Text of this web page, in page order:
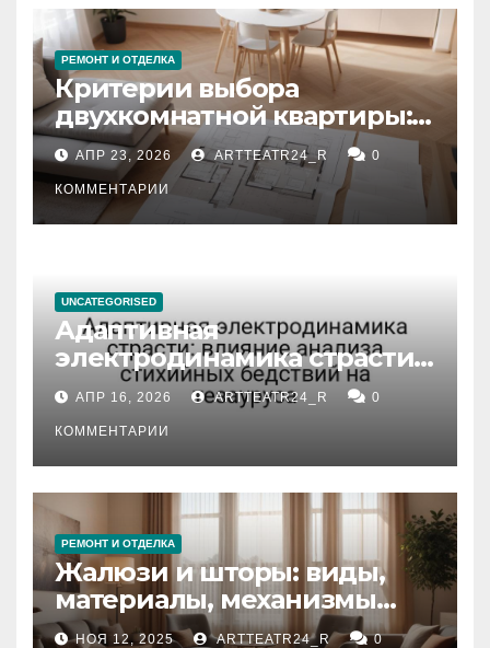
РЕМОНТ И ОТДЕЛКА
Критерии выбора
двухкомнатной квартиры:
планировка, площадь,
состояние и документация
АПР 23, 2026 ARTTEATR24_R 0
КОММЕНТАРИИ
UNCATEGORISED
Адаптивная
электродинамика страсти:
влияние анализа
стихийных бедствий на
тезауруса
АПР 16, 2026 ARTTEATR24_R 0
КОММЕНТАРИИ
РЕМОНТ И ОТДЕЛКА
Жалюзи и шторы: виды,
материалы, механизмы
управления и уход
НОЯ 12, 2025 ARTTEATR24_R 0